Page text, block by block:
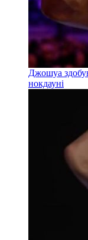
Джошуа
нокдауні